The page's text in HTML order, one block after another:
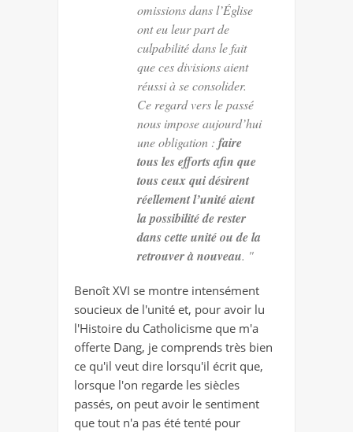
omissions dans l’Église
ont eu leur part de
culpabilité dans le fait
que ces divisions aient
réussi à se consolider.
Ce regard vers le passé
nous impose aujourd’hui
une obligation : faire
tous les efforts afin que
tous ceux qui désirent
réellement l’unité aient
la possibilité de rester
dans cette unité ou de la
retrouver à nouveau. "
Benoît XVI se montre intensément
soucieux de l'unité et, pour avoir lu
l'Histoire du Catholicisme que m'a
offerte Dang, je comprends très bien
ce qu'il veut dire lorsqu'il écrit que,
lorsque l'on regarde les siècles
passés, on peut avoir le sentiment
que tout n'a pas été tenté pour